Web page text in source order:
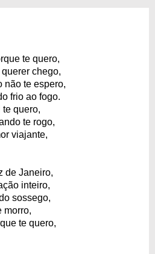
te quero,
chego,
não te espero,
frio ao fogo.
te quero,
te rogo,
viajante,
de Janeiro,
inteiro,
sossego,
morro,
te quero,